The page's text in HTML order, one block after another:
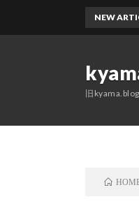
旧
NEW